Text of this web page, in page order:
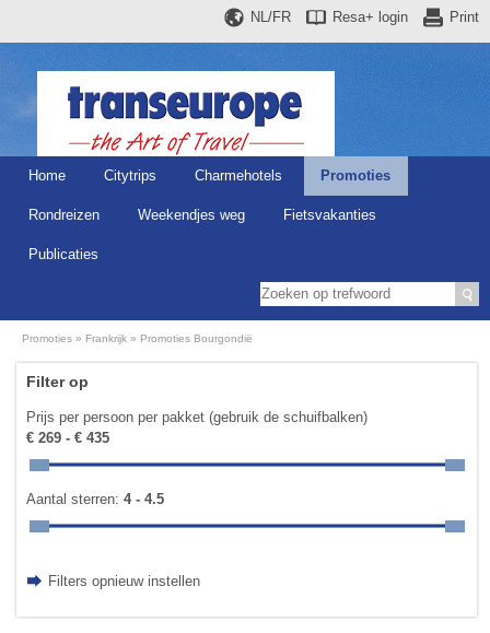
Print
Resa+ login
NL/FR
Home Citytrips Charmehotels Promoties
Rondreizen Weekendjes weg Fietsvakanties
Publicaties
Promoties Frankrijk Promoties Bourgondië
Filter op
Prijs per persoon per pakket (gebruik de schuifbalken)
€ 269 - € 435
Aantal sterren:4 - 4.5
Filters opnieuw instellen